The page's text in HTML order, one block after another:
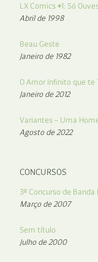
LX Comics #1: Só
Abril de 1998
Beau Geste
Janeiro de 1982
O Amor Infinito que te
Janeiro de 2012
Variantes – Uma
Agosto de 2022
CONCURSOS
3º Concurso de
Março de 2007
Sem título
Julho de 2000